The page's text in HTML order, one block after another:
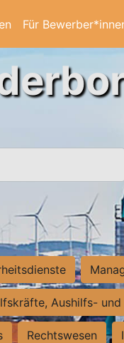
Für
Aushilfs-
Rechtswesen